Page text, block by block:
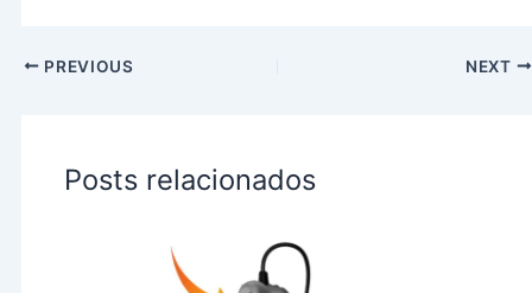
PREVIOUS NEXT
Posts relacionados